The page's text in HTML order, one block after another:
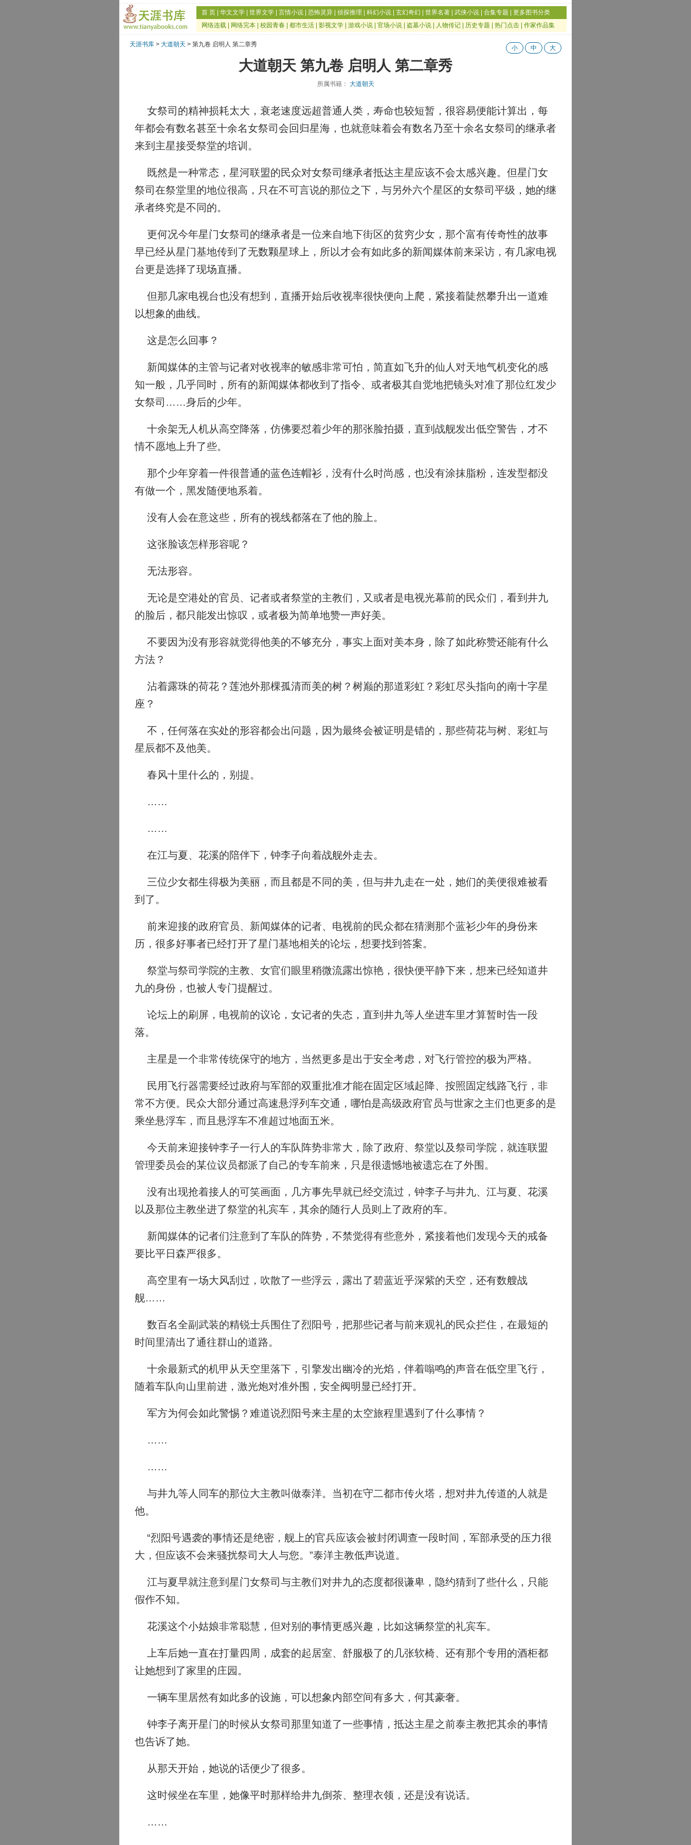
首 页 华文文学 世界文学 言情小说 恐怖灵异 侦探推理 科幻小说 玄幻奇幻 世界名著 武侠小说 合集专题
更多图书分类
网络连载
网络完本 校园青春 都市生活 影视文学 游戏小说 官场小说 盗墓小说 人物传记 历史专题 热门点击 作家作品集
天涯书库 > 大道朝天 > 第九卷 启明人 第二章秀 小 中 大
大道朝天 第九卷 启明人 第二章秀
所属书籍： 大道朝天
女祭司的精神损耗太大，衰老速度远超普通人类，寿命也较短暂，很容易便能计算出，每
年都会有数名甚至十余名女祭司会回归星海，也就意味着会有数名乃至十余名女祭司的继承者
来到主星接受祭堂的培训。
既然是一种常态，星河联盟的民众对女祭司继承者抵达主星应该不会太感兴趣。但星门女
祭司在祭堂里的地位很高，只在不可言说的那位之下，与另外六个星区的女祭司平级，她的继
承者终究是不同的。
更何况今年星门女祭司的继承者是一位来自地下街区的贫穷少女，那个富有传奇性的故事
早已经从星门基地传到了无数颗星球上，所以才会有如此多的新闻媒体前来采访，有几家电视
台更是选择了现场直播。
但那几家电视台也没有想到，直播开始后收视率很快便向上爬，紧接着陡然攀升出一道难
以想象的曲线。
这是怎么回事？
新闻媒体的主管与记者对收视率的敏感非常可怕，简直如飞升的仙人对天地气机变化的感
知一般，几乎同时，所有的新闻媒体都收到了指令、或者极其自觉地把镜头对准了那位红发少
女祭司……身后的少年。
十余架无人机从高空降落，仿佛要怼着少年的那张脸拍摄，直到战舰发出低空警告，才不
情不愿地上升了些。
那个少年穿着一件很普通的蓝色连帽衫，没有什么时尚感，也没有涂抹脂粉，连发型都没
有做一个，黑发随便地系着。
没有人会在意这些，所有的视线都落在了他的脸上。
这张脸该怎样形容呢？
无法形容。
无论是空港处的官员、记者或者祭堂的主教们，又或者是电视光幕前的民众们，看到井九
的脸后，都只能发出惊叹，或者极为简单地赞一声好美。
不要因为没有形容就觉得他美的不够充分，事实上面对美本身，除了如此称赞还能有什么
方法？
沾着露珠的荷花？莲池外那棵孤清而美的树？树巅的那道彩虹？彩虹尽头指向的南十字星
座？
不，任何落在实处的形容都会出问题，因为最终会被证明是错的，那些荷花与树、彩虹与
星辰都不及他美。
春风十里什么的，别提。
……
……
在江与夏、花溪的陪伴下，钟李子向着战舰外走去。
三位少女都生得极为美丽，而且都是不同的美，但与井九走在一处，她们的美便很难被看
到了。
前来迎接的政府官员、新闻媒体的记者、电视前的民众都在猜测那个蓝衫少年的身份来
历，很多好事者已经打开了星门基地相关的论坛，想要找到答案。
祭堂与祭司学院的主教、女官们眼里稍微流露出惊艳，很快便平静下来，想来已经知道井
九的身份，也被人专门提醒过。
论坛上的刷屏，电视前的议论，女记者的失态，直到井九等人坐进车里才算暂时告一段
落。
主星是一个非常传统保守的地方，当然更多是出于安全考虑，对飞行管控的极为严格。
民用飞行器需要经过政府与军部的双重批准才能在固定区域起降、按照固定线路飞行，非
常不方便。民众大部分通过高速悬浮列车交通，哪怕是高级政府官员与世家之主们也更多的是
乘坐悬浮车，而且悬浮车不准超过地面五米。
今天前来迎接钟李子一行人的车队阵势非常大，除了政府、祭堂以及祭司学院，就连联盟
管理委员会的某位议员都派了自己的专车前来，只是很遗憾地被遗忘在了外围。
没有出现抢着接人的可笑画面，几方事先早就已经交流过，钟李子与井九、江与夏、花溪
以及那位主教坐进了祭堂的礼宾车，其余的随行人员则上了政府的车。
新闻媒体的记者们注意到了车队的阵势，不禁觉得有些意外，紧接着他们发现今天的戒备
要比平日森严很多。
高空里有一场大风刮过，吹散了一些浮云，露出了碧蓝近乎深紫的天空，还有数艘战
舰……
数百名全副武装的精锐士兵围住了烈阳号，把那些记者与前来观礼的民众拦住，在最短的
时间里清出了通往群山的道路。
十余最新式的机甲从天空里落下，引擎发出幽冷的光焰，伴着嗡鸣的声音在低空里飞行，
随着车队向山里前进，激光炮对准外围，安全阀明显已经打开。
军方为何会如此警惕？难道说烈阳号来主星的太空旅程里遇到了什么事情？
……
……
与井九等人同车的那位大主教叫做泰洋。当初在守二都市传火塔，想对井九传道的人就是
他。
“烈阳号遇袭的事情还是绝密，舰上的官兵应该会被封闭调查一段时间，军部承受的压力很
大，但应该不会来骚扰祭司大人与您。”泰洋主教低声说道。
江与夏早就注意到星门女祭司与主教们对井九的态度都很谦卑，隐约猜到了些什么，只能
假作不知。
花溪这个小姑娘非常聪慧，但对别的事情更感兴趣，比如这辆祭堂的礼宾车。
上车后她一直在打量四周，成套的起居室、舒服极了的几张软椅、还有那个专用的酒柜都
让她想到了家里的庄园。
一辆车里居然有如此多的设施，可以想象内部空间有多大，何其豪奢。
钟李子离开星门的时候从女祭司那里知道了一些事情，抵达主星之前泰主教把其余的事情
也告诉了她。
从那天开始，她说的话便少了很多。
这时候坐在车里，她像平时那样给井九倒茶、整理衣领，还是没有说话。
……